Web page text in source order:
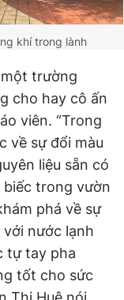
khí trong lành
trường
cho hay cô ấn
viên. “Trong
về sự đổi màu
liệu sẵn có
biếc trong vườn
phá về sự
với nước lạnh
tự tay pha
tốt cho sức